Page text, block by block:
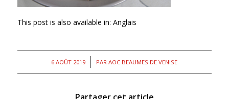
This post is also available in: Anglais
6 AOÛT 2019
/ PARAOC BEAUMES DE VENISE